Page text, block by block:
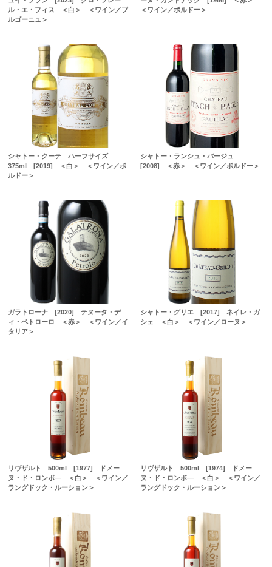
ル・エ・フィス ＜白＞ ＜ワイン／ブ
ルゴーニュ＞
＜ワイン／ボルドー＞
シャトー・クーテ ハーフサイズ
375ml [2019] ＜白＞ ＜ワイン／ボ
ルドー＞
シャトー・ランシュ・バージュ
[2008] ＜赤＞ ＜ワイン／ボルドー＞
ガラトローナ [2020] テヌータ・デ
ィ・ペトローロ ＜赤＞ ＜ワイン／イ
タリア＞
シャトー・グリエ [2017] ネイレ・ガ
シェ ＜白＞ ＜ワイン／ローヌ＞
リヴザルト 500ml [1977] ドメー
ヌ・ド・ロンボ― ＜白＞ ＜ワイン／
ラングドック・ルーション＞
リヴザルト 500ml [1974] ドメー
ヌ・ド・ロンボ― ＜白＞ ＜ワイン／
ラングドック・ルーション＞